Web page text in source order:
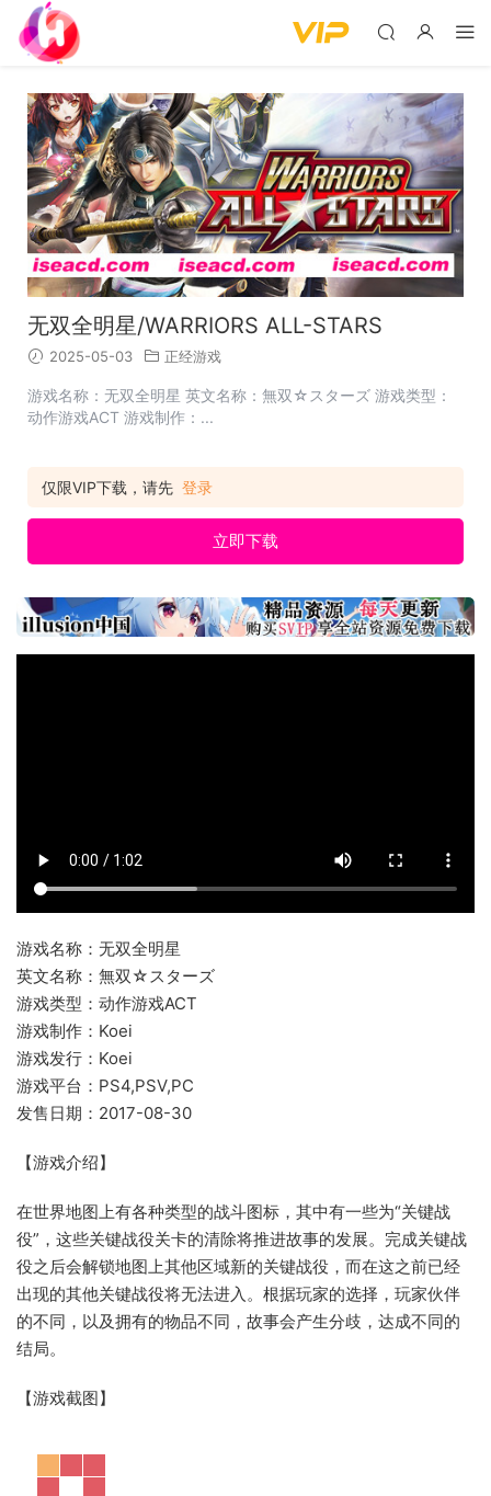
无双全明星/WARRIORS ALL-STARS
2025-05-03 正经游戏
游戏名称：无双全明星 英文名称：無双☆スターズ 游戏类型：
动作游戏ACT 游戏制作：...
仅限VIP下载，请先 登录
立即下载
游戏名称：无双全明星
英文名称：無双☆スターズ
游戏类型：动作游戏ACT
游戏制作：Koei
游戏发行：Koei
游戏平台：PS4,PSV,PC
发售日期：2017-08-30
【游戏介绍】
在世界地图上有各种类型的战斗图标，其中有一些为“关键战
役”，这些关键战役关卡的清除将推进故事的发展。完成关键战
役之后会解锁地图上其他区域新的关键战役，而在这之前已经
出现的其他关键战役将无法进入。根据玩家的选择，玩家伙伴
的不同，以及拥有的物品不同，故事会产生分歧，达成不同的
结局。
【游戏截图】